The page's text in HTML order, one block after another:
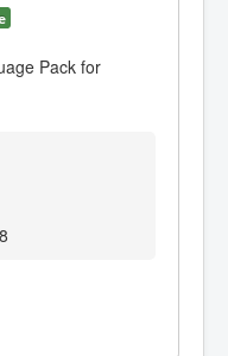
Pack for